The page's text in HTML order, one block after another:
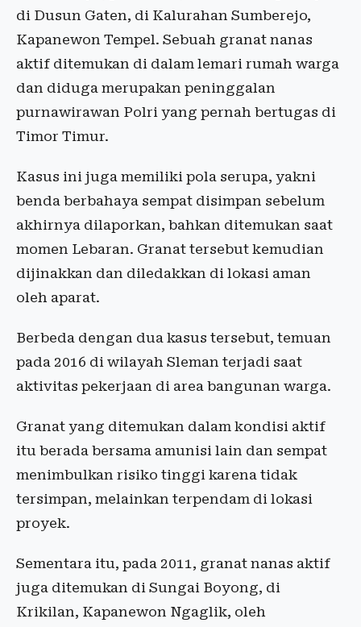
di Dusun Gaten, di Kalurahan Sumberejo,
Kapanewon Tempel. Sebuah granat nanas
aktif ditemukan di dalam lemari rumah warga
dan diduga merupakan peninggalan
purnawirawan Polri yang pernah bertugas di
Timor Timur.
Kasus ini juga memiliki pola serupa, yakni
benda berbahaya sempat disimpan sebelum
akhirnya dilaporkan, bahkan ditemukan saat
momen Lebaran. Granat tersebut kemudian
dijinakkan dan diledakkan di lokasi aman
oleh aparat.
Berbeda dengan dua kasus tersebut, temuan
pada 2016 di wilayah Sleman terjadi saat
aktivitas pekerjaan di area bangunan warga.
Granat yang ditemukan dalam kondisi aktif
itu berada bersama amunisi lain dan sempat
menimbulkan risiko tinggi karena tidak
tersimpan, melainkan terpendam di lokasi
proyek.
Sementara itu, pada 2011, granat nanas aktif
juga ditemukan di Sungai Boyong, di
Krikilan, Kapanewon Ngaglik, oleh